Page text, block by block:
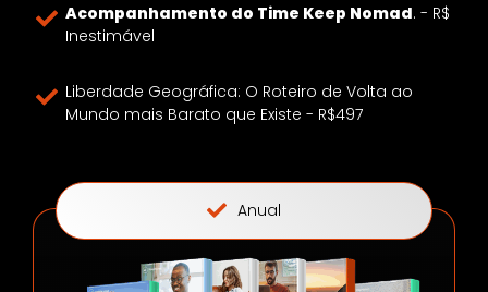
Acompanhamento do Time Keep Nomad. - R$
Inestimável
Liberdade Geográfica: O Roteiro de Volta ao
Mundo mais Barato que Existe - R$497
Anual